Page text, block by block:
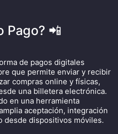
Pago? 📲
de pagos digitales
que permite enviar y recibir
compras online y físicas,
una billetera electrónica.
en una herramienta
aceptación, integración
desde dispositivos móviles.